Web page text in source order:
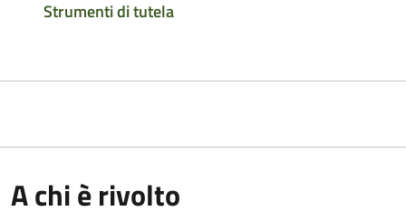
Strumenti di tutela
A chi è rivolto